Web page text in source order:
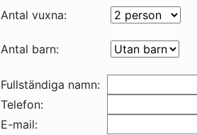
Antal vuxna:
Antal barn:
Fullständiga namn:
Telefon:
E-mail: